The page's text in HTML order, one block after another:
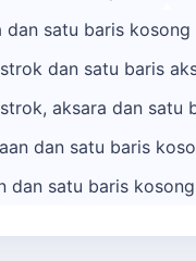
dan satu baris
dan satu baris
aksara dan satu
dan satu baris
dan satu baris